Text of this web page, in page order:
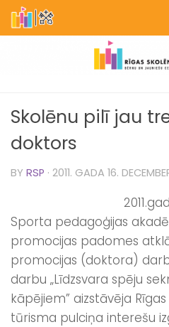
Skip to content
Skolēnu pilī jau
doktors
BY RSP · 2011. GADA 16.
Sporta pedagoģijas
promocijas padomes
promocijas (doktora)
darbu „Līdzsvara spēju
kāpējiem” aizstāvēja
tūrisma pulciņa interešu